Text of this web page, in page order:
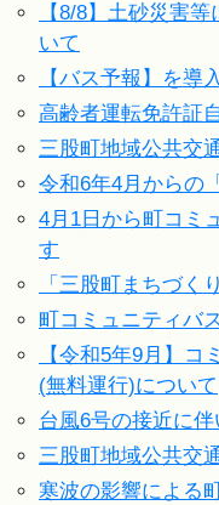
【8/8】土砂災害
いて
【バス予報】を導
高齢者運転免許証
三股町地域公共交
令和6年4月からの
4月1日から町コミ
す
「三股町まちづく
町コミュニティバ
【令和5年9月】
(無料運行)について
台風6号の接近に
三股町地域公共交
寒波の影響による